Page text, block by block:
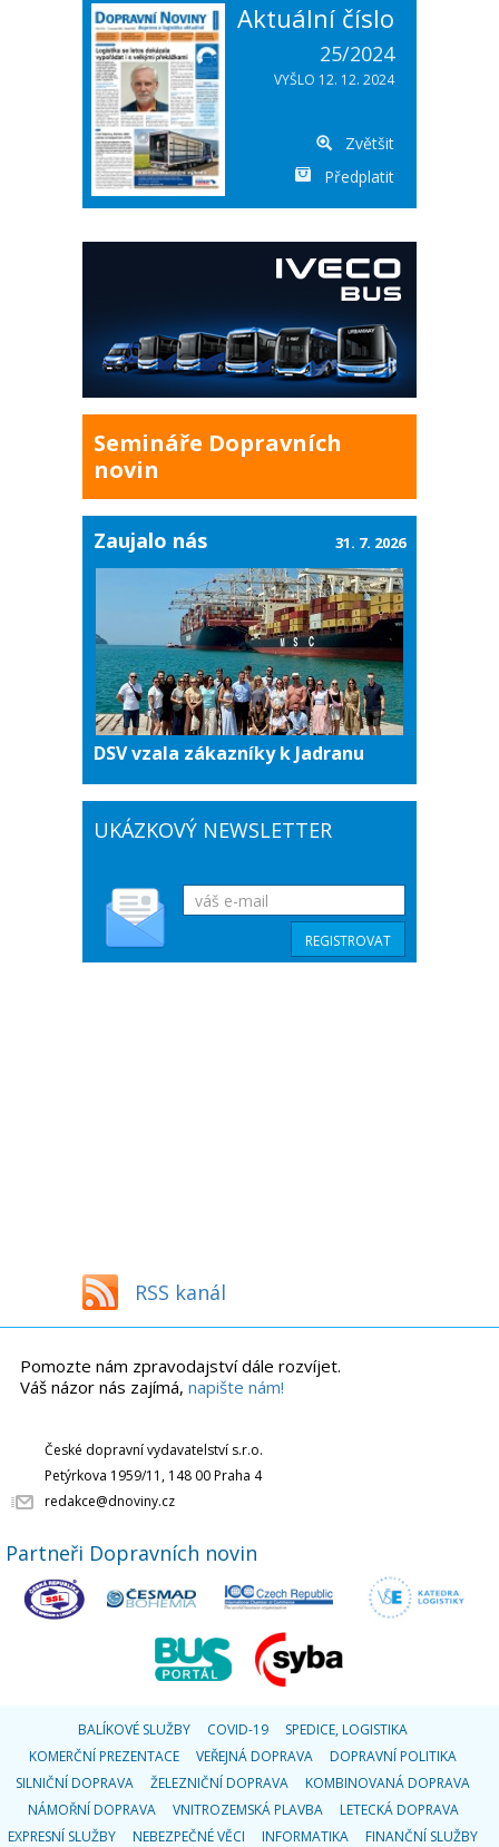
Aktuální číslo
25/2024
VYŠLO 12. 12. 2024
Zvětšit
Předplatit
Semináře Dopravních
novin
Zaujalo nás
DSV vzala zákazníky k Jadranu
31. 7. 2026
UKÁZKOVÝ NEWSLETTER
RSS kanál
Pomozte nám zpravodajství dále rozvíjet.
Váš názor nás zajímá, napište nám!
České dopravní vydavatelství s.r.o.
Petýrkova 1959/11, 148 00 Praha 4
redakce@dnoviny.cz
Partneři Dopravních novin
BALÍKOVÉ SLUŽBY COVID-19
SPEDICE, LOGISTIKA
KOMERČNÍ PREZENTACE
VEŘEJNÁ DOPRAVA
DOPRAVNÍ POLITIKA
SILNIČNÍ DOPRAVA
ŽELEZNIČNÍ DOPRAVA
KOMBINOVANÁ DOPRAVA
NÁMOŘNÍ DOPRAVA
VNITROZEMSKÁ PLAVBA
LETECKÁ DOPRAVA
EXPRESNÍ SLUŽBY
NEBEZPEČNÉ VĚCI INFORMATIKA FINANČNÍ SLUŽBY